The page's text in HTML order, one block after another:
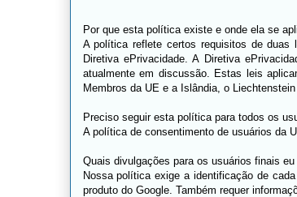
Por que esta política existe e onde ela se
A política reflete certos requisitos de duas
Diretiva ePrivacidade. A Diretiva
atualmente em discussão. Estas leis
Membros da UE e a Islândia, o
Preciso seguir esta política para todos os
A política de consentimento de usuários da
Quais divulgações para os usuários finais
Nossa política exige a identificação de
produto do Google. Também requer